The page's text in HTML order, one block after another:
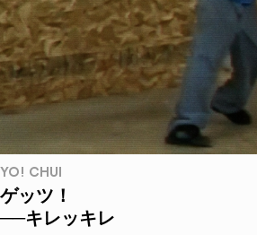
YO! CHUI
ゲッツ！
──キレッキレ